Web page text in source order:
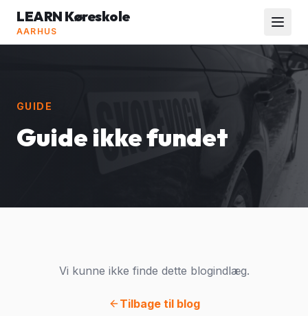
LEARN Køreskole
AARHUS
GUIDE
Guide ikke fundet
Vi kunne ikke finde dette blogindlæg.
Tilbage til blog